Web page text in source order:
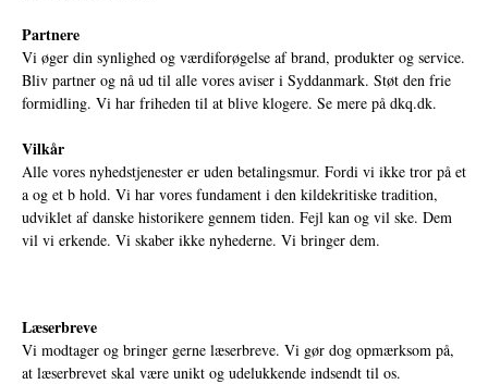
Partnere
Vi øger din synlighed og værdiforøgelse af brand, produkter og service.
Bliv partner og nå ud til alle vores aviser i Syddanmark. Støt den frie
formidling. Vi har friheden til at blive klogere. Se mere på dkq.dk.
Vilkår
Alle vores nyhedstjenester er uden betalingsmur. Fordi vi ikke tror på et
a og et b hold. Vi har vores fundament i den kildekritiske tradition,
udviklet af danske historikere gennem tiden. Fejl kan og vil ske. Dem
vil vi erkende. Vi skaber ikke nyhederne. Vi bringer dem.
Læserbreve
Vi modtager og bringer gerne læserbreve. Vi gør dog opmærksom på,
at læserbrevet skal være unikt og udelukkende indsendt til os.